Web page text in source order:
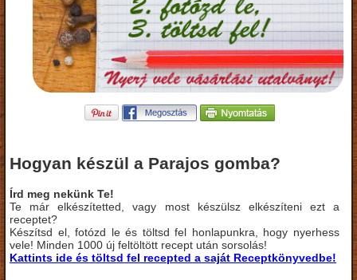
Hogyan készül a Parajos gomba?
Írd meg nekünk Te!
Te már elkészítetted, vagy most készülsz elkészíteni ezt a
receptet?
Készítsd el, fotózd le és töltsd fel honlapunkra, hogy nyerhess
vele! Minden 1000 új feltöltött recept után sorsolás!
Kattints ide és töltsd fel recepted a saját Receptkönyvedbe!